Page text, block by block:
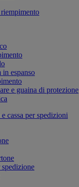
espanso
e guaina di protezione
cassa per spedizioni
spedizione